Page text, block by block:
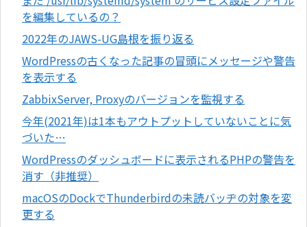
を編集しているの？
2022年のJAWS-UG島根を振り返る
WordPressの古くなった記事の冒頭にメッセージや警告
を表示する
ZabbixServer, Proxyのバージョンを監視する
今年(2021年)は1本もアウトプットしていないことに気
づいた…
WordPressのダッシュボードに表示されるPHPの警告を
消す（非推奨）
macOSのDockでThunderbirdの未読バッヂの対象を変
更する